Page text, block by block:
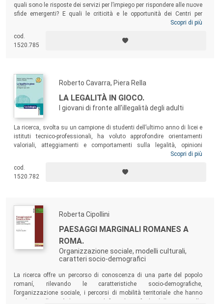
quali sono le risposte dei servizi per l’impiego per rispondere alle nuove
sfide emergenti? E quali le criticità e le opportunità dei Centri per
l’impiego pubblici, delle Agenzie private e dei servizi di Orientamento e
valutare i servizi offerti al fine di proporre soluzioni praticabili,
intercettando
Scopri di più
cod.
1520.785
Roberto Cavarra, Piera Rella
LA LEGALITÀ IN GIOCO.
I giovani di fronte all'illegalità degli adulti
La ricerca, svolta su un campione di studenti dell’ultimo anno di licei e
istituti tecnico-professionali, ha voluto approfondire orientamenti
valoriali, atteggiamenti e comportamenti sulla legalità, opinioni
sull’immigrazione, oltre a condizioni familiari e scolastiche. L’indagine
richiama vissuti diversi, influenzato dal genere, dalla famiglia
d’origine, dal tipo di scuola e dai diversi orientamenti politici e religiosi.
Scopri di più
cod.
1520.782
Roberta Cipollini
PAESAGGI MARGINALI ROMANES A
ROMA.
Organizzazione sociale, modelli culturali,
caratteri socio-demografici
La ricerca offre un percorso di conoscenza di una parte del popolo
romaní, rilevando le caratteristiche socio-demografiche,
l’organizzazione sociale, i percorsi di mobilità territoriale che hanno